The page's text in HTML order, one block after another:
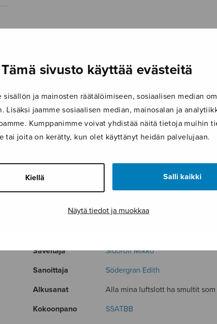
Tämä sivusto käyttää evästeitä
sisällön ja mainosten räätälöimiseen, sosiaalisen median
Lisäksi jaamme sosiaalisen median, mainosalan ja
Kumppanimme voivat yhdistää näitä tietoja muihin
tai joita on kerätty, kun olet käyttänyt heidän palvelujaan.
Kiellä Salli kaikki
Näytä tiedot ja muokkaa
Säveltäjä
Sidoroff Mikko
Sanoittaja
Södergran Edith
Alkusanat
Alla mina luftslott ha smultit som
Kokoonpano
SSATBB